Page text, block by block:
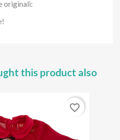
originali:
this product also
favorite_border